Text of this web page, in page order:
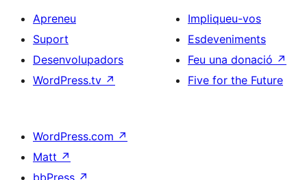
Apreneu
Suport
Desenvolupadors
WordPress.tv ↗
Impliqueu-vos
Esdeveniments
Feu una donació ↗
Five for the Future
WordPress.com ↗
Matt ↗
bbPress ↗